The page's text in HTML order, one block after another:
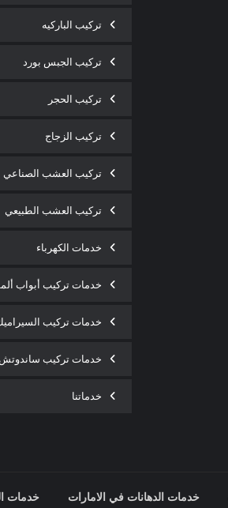
تركيب الباركيه
تركيب الجبس بورد
تركيب الحجر
تركيب الزجاج
تركيب العشب الصناعي
تركيب العشب الطبيعي
خدمات الكهرباء
خدمات تركيب أبواب
خدمات تركيب
خدمات تركيب ساندوتش
خدماتنا
خدمات الدهانات في الامارات خدمات